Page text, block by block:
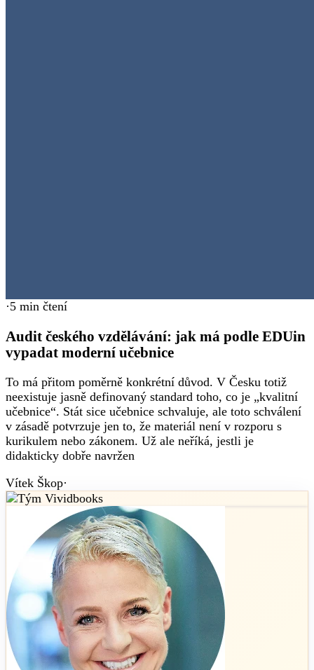
·5 min čtení
Audit českého vzdělávání: jak má podle EDUin
vypadat moderní učebnice
To má přitom poměrně konkrétní důvod. V Česku totiž
neexistuje jasně definovaný standard toho, co je „kvalitní
učebnice“. Stát sice učebnice schvaluje, ale toto schválení
v zásadě potvrzuje jen to, že materiál není v rozporu s
kurikulem nebo zákonem. Už ale neříká, jestli je
didakticky dobře navržen
Vítek Škop·